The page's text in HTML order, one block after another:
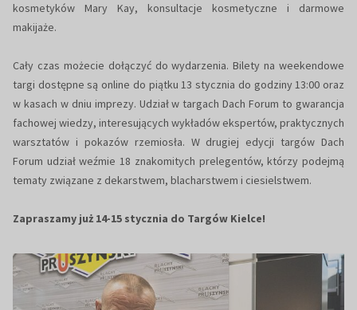
kosmetyków Mary Kay, konsultacje kosmetyczne i darmowe
makijaże.
Cały czas możecie dołączyć do wydarzenia. Bilety na weekendowe
targi dostępne są online do piątku 13 stycznia do godziny 13:00 oraz
w kasach w dniu imprezy. Udział w targach Dach Forum to gwarancja
fachowej wiedzy, interesujących wykładów ekspertów, praktycznych
warsztatów i pokazów rzemiosła. W drugiej edycji targów Dach
Forum udział weźmie 18 znakomitych prelegentów, którzy podejmą
tematy związane z dekarstwem, blacharstwem i ciesielstwem.
Zapraszamy już 14-15 stycznia do Targów Kielce!